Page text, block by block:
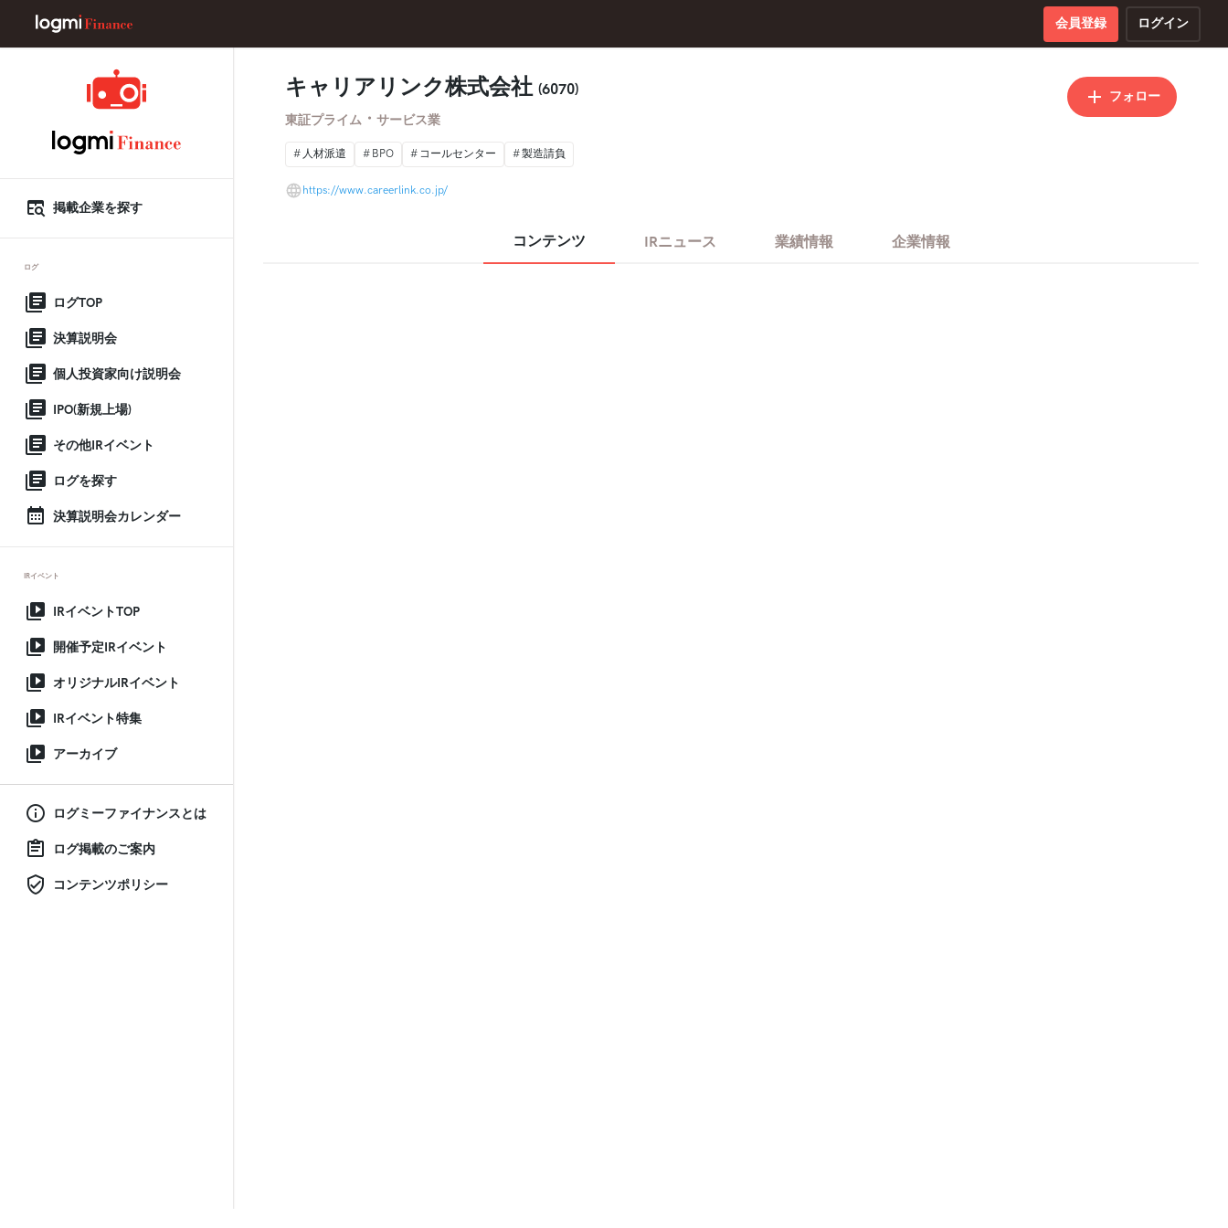
会員登録 ログイン
掲載企業を探す
ログ
ログTOP
決算説明会
個人投資家向け説明会
IPO(新規上場)
その他IRイベント
ログを探す
決算説明会カレンダー
IRイベント
IRイベントTOP
開催予定IRイベント
オリジナルIRイベント
IRイベント特集
アーカイブ
ログミーファイナンスとは
ログ掲載のご案内
コンテンツポリシー
キャリアリンク株式会社 (6070)
東証プライム ・ サービス業
フォロー
人材派遣 BPO コールセンター 製造請負
https://www.careerlink.co.jp/
コンテンツ IRニュース 業績情報 企業情報